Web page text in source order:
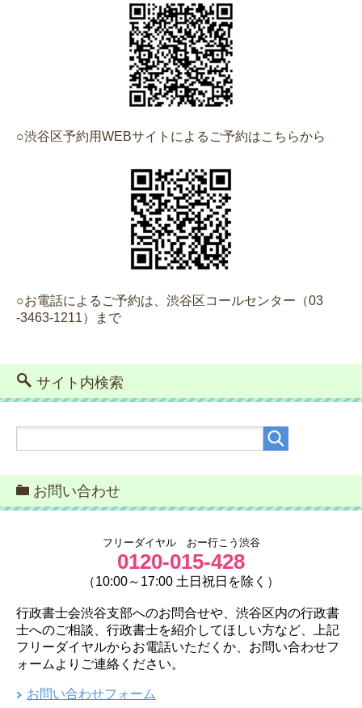
○渋谷区予約用WEBサイトによるご予約はこちらから
○お電話によるご予約は、渋谷区コールセンター（03
-3463-1211）
まで
サイト内検索
お問い合わせ
フリーダイヤル おー行こう渋谷
0120-015-428
（10:00～17:00 土日祝日を除く）
行政書士会渋谷支部へのお問合せや、渋谷区内の行政書
士へのご相談、行政書士を紹介してほしい方など、上記
フリーダイヤルからお電話いただくか、お問い合わせフ
ォームよりご連絡ください。
お問い合わせフォーム